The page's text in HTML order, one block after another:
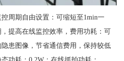
周期自由设置：可缩短至1min一
提高在线监控效率，费用功耗：可
患图像，节省通信费用，保持较低